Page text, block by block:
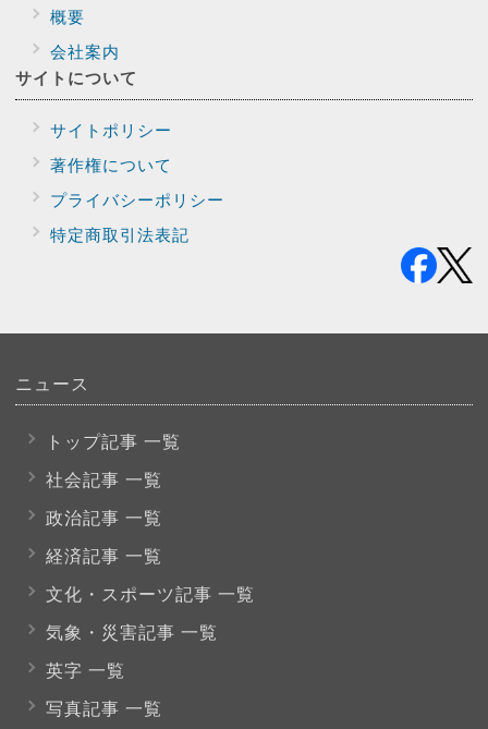
概要
会社案内
サイトについて
サイトポリシー
著作権について
プライバシーポリシー
特定商取引法表記
ニュース
トップ記事 一覧
社会記事 一覧
政治記事 一覧
経済記事 一覧
文化・スポーツ記事 一覧
気象・災害記事 一覧
英字 一覧
写真記事 一覧